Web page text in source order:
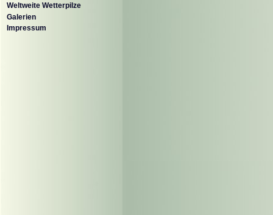
Weltweite Wetterpilze
Galerien
Impressum